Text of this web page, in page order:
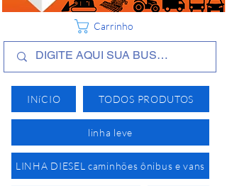
INíCIO TODOS PRODUTOS
linha leve
LINHA DIESEL caminhões ônibus e vans
Carrinho